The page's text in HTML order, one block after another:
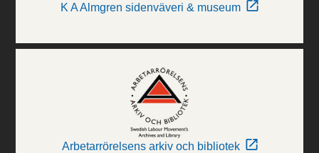
K A Almgren sidenväveri & museum
Arbetarrörelsens arkiv och bibliotek